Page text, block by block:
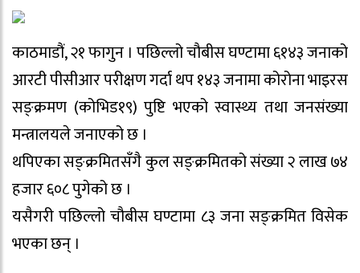
काठमाडौं, २१ फागुन । पछिल्लो चौबीस घण्टामा ६१४३ जनाको
आरटी पीसीआर परीक्षण गर्दा थप १४३ जनामा कोरोना भाइरस
सङ्क्रमण (कोभिड१९) पुष्टि भएको स्वास्थ्य तथा जनसंख्या
मन्त्रालयले जनाएको छ ।
थपिएका सङ्क्रमितसँगै कुल सङ्क्रमितको संख्या २ लाख ७४
हजार ६०८ पुगेको छ ।
यसैगरी पछिल्लो चौबीस घण्टामा ८३ जना सङ्क्रमित विसेक
भएका छन् ।